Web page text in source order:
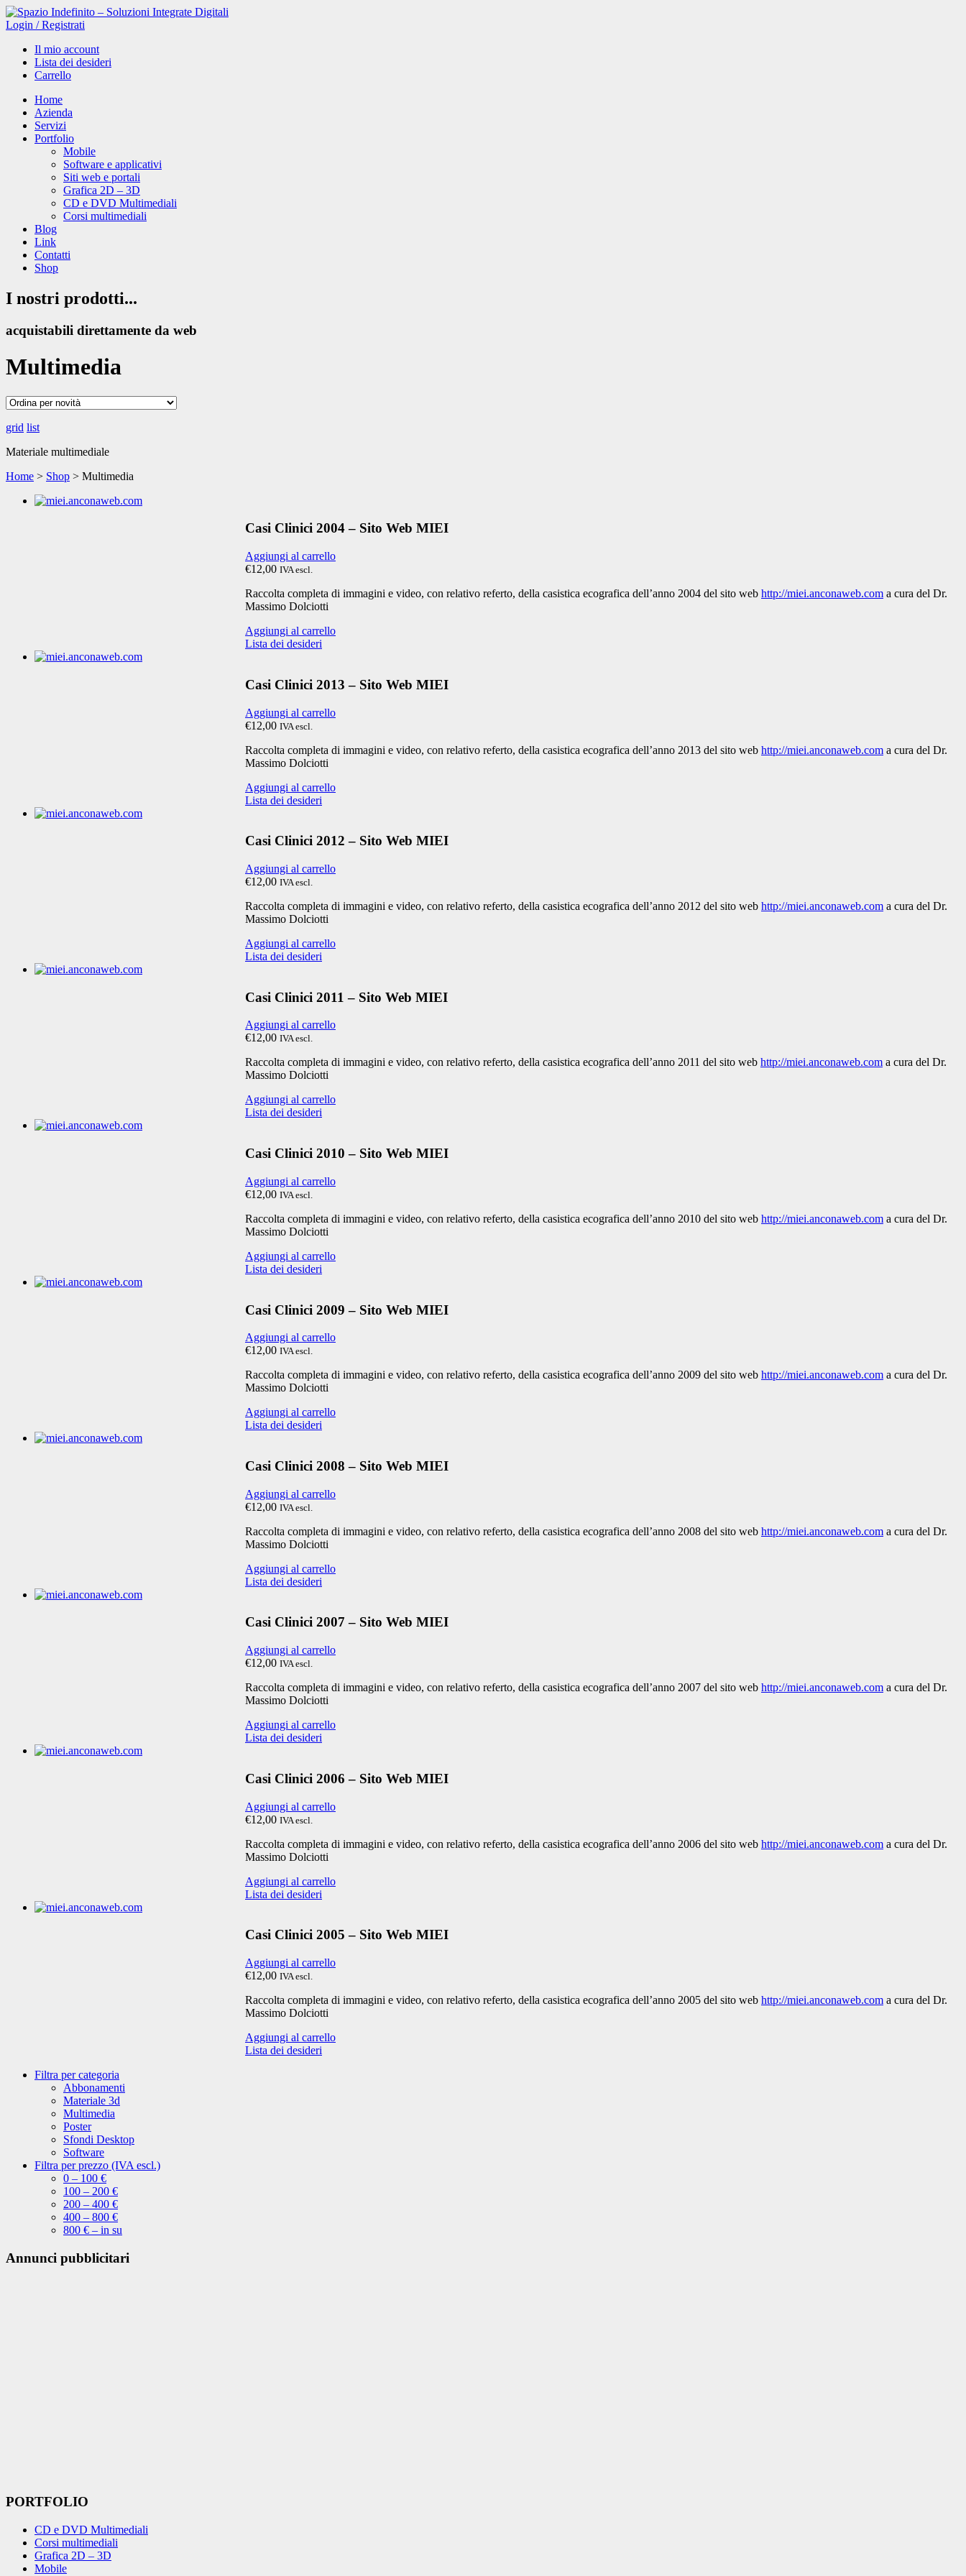
Login /Registrati
Il mio account
Lista dei desideri
Carrello
Home
Azienda
Servizi
Portfolio
Mobile
Software e applicativi
Siti web e portali
Grafica 2D – 3D
CD e DVD Multimediali
Corsi multimediali
Blog
Link
Contatti
Shop
I nostri prodotti...
acquistabili direttamente da web
Multimedia
grid list
Materiale multimediale
Home > Shop > Multimedia
Casi Clinici 2004 – Sito Web MIEI
Aggiungi al carrello
€12,00 IVA escl.
Raccolta completa di immagini e video, con relativo referto, della casistica ecografica dell’anno 2004 del sito web http://miei.anconaweb.com a cura del Dr.
Massimo Dolciotti
Aggiungi al carrello
Lista dei desideri
Casi Clinici 2013 – Sito Web MIEI
Aggiungi al carrello
€12,00 IVA escl.
Raccolta completa di immagini e video, con relativo referto, della casistica ecografica dell’anno 2013 del sito web http://miei.anconaweb.com a cura del Dr.
Massimo Dolciotti
Aggiungi al carrello
Lista dei desideri
Casi Clinici 2012 – Sito Web MIEI
Aggiungi al carrello
€12,00 IVA escl.
Raccolta completa di immagini e video, con relativo referto, della casistica ecografica dell’anno 2012 del sito web http://miei.anconaweb.com a cura del Dr.
Massimo Dolciotti
Aggiungi al carrello
Lista dei desideri
Casi Clinici 2011 – Sito Web MIEI
Aggiungi al carrello
€12,00 IVA escl.
Raccolta completa di immagini e video, con relativo referto, della casistica ecografica dell’anno 2011 del sito web http://miei.anconaweb.com a cura del Dr.
Massimo Dolciotti
Aggiungi al carrello
Lista dei desideri
Casi Clinici 2010 – Sito Web MIEI
Aggiungi al carrello
€12,00 IVA escl.
Raccolta completa di immagini e video, con relativo referto, della casistica ecografica dell’anno 2010 del sito web http://miei.anconaweb.com a cura del Dr.
Massimo Dolciotti
Aggiungi al carrello
Lista dei desideri
Casi Clinici 2009 – Sito Web MIEI
Aggiungi al carrello
€12,00 IVA escl.
Raccolta completa di immagini e video, con relativo referto, della casistica ecografica dell’anno 2009 del sito web http://miei.anconaweb.com a cura del Dr.
Massimo Dolciotti
Aggiungi al carrello
Lista dei desideri
Casi Clinici 2008 – Sito Web MIEI
Aggiungi al carrello
€12,00 IVA escl.
Raccolta completa di immagini e video, con relativo referto, della casistica ecografica dell’anno 2008 del sito web http://miei.anconaweb.com a cura del Dr.
Massimo Dolciotti
Aggiungi al carrello
Lista dei desideri
Casi Clinici 2007 – Sito Web MIEI
Aggiungi al carrello
€12,00 IVA escl.
Raccolta completa di immagini e video, con relativo referto, della casistica ecografica dell’anno 2007 del sito web http://miei.anconaweb.com a cura del Dr.
Massimo Dolciotti
Aggiungi al carrello
Lista dei desideri
Casi Clinici 2006 – Sito Web MIEI
Aggiungi al carrello
€12,00 IVA escl.
Raccolta completa di immagini e video, con relativo referto, della casistica ecografica dell’anno 2006 del sito web http://miei.anconaweb.com a cura del Dr.
Massimo Dolciotti
Aggiungi al carrello
Lista dei desideri
Casi Clinici 2005 – Sito Web MIEI
Aggiungi al carrello
€12,00 IVA escl.
Raccolta completa di immagini e video, con relativo referto, della casistica ecografica dell’anno 2005 del sito web http://miei.anconaweb.com a cura del Dr.
Massimo Dolciotti
Aggiungi al carrello
Lista dei desideri
Filtra per categoria
Abbonamenti
Materiale 3d
Multimedia
Poster
Sfondi Desktop
Software
Filtra per prezzo (IVA escl.)
0 – 100 €
100 – 200 €
200 – 400 €
400 – 800 €
800 € – in su
Annunci pubblicitari
PORTFOLIO
CD e DVD Multimediali
Corsi multimediali
Grafica 2D – 3D
Mobile